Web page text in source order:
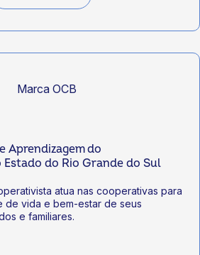
Aprendizagem do
do Rio Grande do Sul
atua nas cooperativas para
de vida e bem-estar de seus
e familiares.